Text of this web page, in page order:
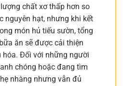
chất xơ thấp hơn so
nguyên hạt, nhưng khi kết
món hủ tiếu sườn, tổng
ăn sẽ được cải thiện
hóa. Đối với những người
chóng hoặc đang tìm
nhàng nhưng vẫn đủ